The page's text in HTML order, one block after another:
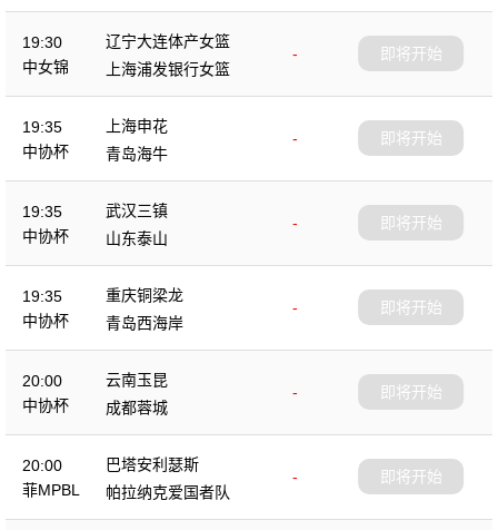
19:30
中女锦
辽宁大连体产女篮
-
上海浦发银行女篮
即将开始
19:35
中协杯
上海申花
-
青岛海牛
即将开始
19:35
中协杯
武汉三镇
-
山东泰山
即将开始
19:35
中协杯
重庆铜梁龙
-
青岛西海岸
即将开始
20:00
中协杯
云南玉昆
-
成都蓉城
即将开始
20:00
菲MPBL
巴塔安利瑟斯
-
帕拉纳克爱国者队
即将开始